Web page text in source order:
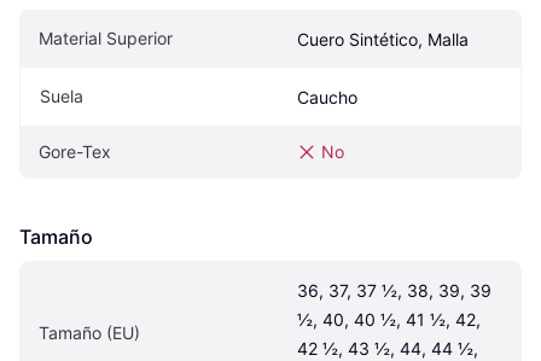
Material Superior Cuero Sintético, Malla
Suela Caucho
Gore-Tex No
Tamaño
Tamaño (EU)
36, 37, 37 ½, 38, 39, 39
½, 40, 40 ½, 41 ½, 42,
42 ½, 43 ½, 44, 44 ½,